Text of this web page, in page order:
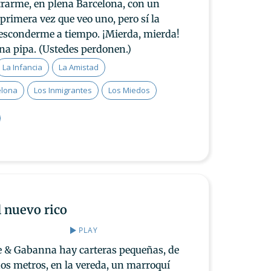
en plena Barcelona, con un
vez que veo uno, pero sí la
a tiempo. ¡Mierda, mierda!
pipa. (Ustedes perdonen.)
La Infancia La Amistad
Los Inmigrantes Los Miedos
nuevo rico
PLAY
Gabanna hay carteras pequeñas, de
metros, en la vereda, un marroquí